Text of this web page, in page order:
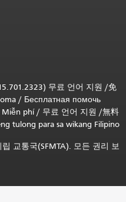
무료 언어 지원 /免
/ Бесплатная помочь
Miễn phí/ 무료 언어 지원 /無料
tulong para sa wikang Filipino
교통국(SFMTA). 모든 권리 보